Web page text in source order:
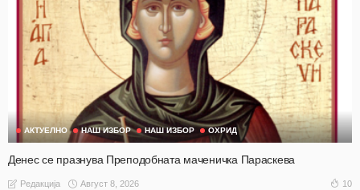
АКТУЕЛНО НАШ ИЗБОР НАШ ИЗБОР ОХРИД
Денес се празнува Преподобната маченичка Параскева
Редакција Август 8, 2026 10